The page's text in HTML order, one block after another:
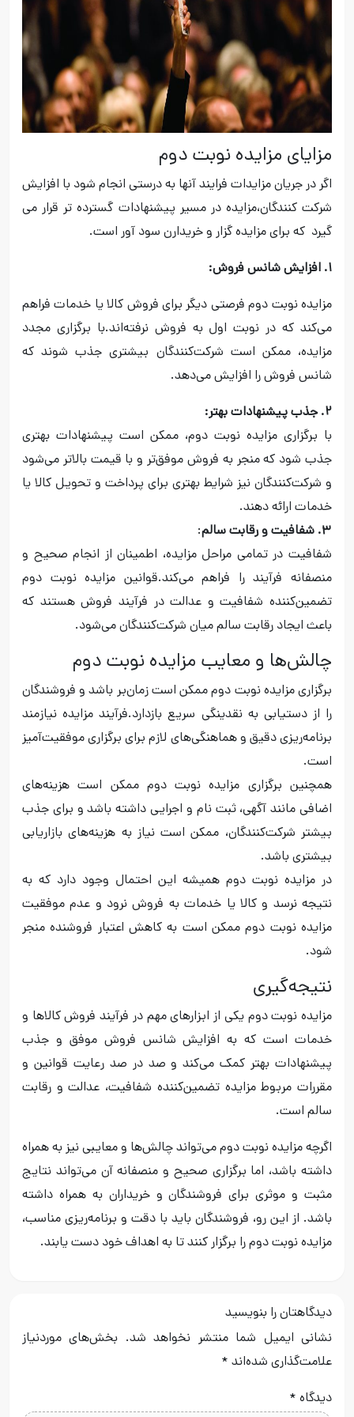
مزایای مزایده نوبت دوم
اگر در جریان مزایدات فرایند آنها به درستی انجام شود با افزایش
شرکت کنندگان،مزایده در مسیر پیشنهادات گسترده تر قرار می
گیرد که برای مزایده گزار و خریدارن سود آور است.
۱. افزایش شانس فروش:
مزایده نوبت دوم فرصتی دیگر برای فروش کالا یا خدمات فراهم
می‌کند که در نوبت اول به فروش نرفته‌اند.با برگزاری مجدد
مزایده، ممکن است شرکت‌کنندگان بیشتری جذب شوند که
شانس فروش را افزایش می‌دهد.
۲. جذب پیشنهادات بهتر:
با برگزاری مزایده نوبت دوم، ممکن است پیشنهادات بهتری
جذب شود که منجر به فروش موفق‌تر و با قیمت بالاتر می‌شود
و شرکت‌کنندگان نیز شرایط بهتری برای پرداخت و تحویل کالا یا
خدمات ارائه دهند.
۳. شفافیت و رقابت سالم
:
شفافیت در تمامی مراحل مزایده، اطمینان از انجام صحیح و
منصفانه فرآیند را فراهم می‌کند.قوانین مزایده نوبت دوم
تضمین‌کننده شفافیت و عدالت در فرآیند فروش هستند که
باعث ایجاد رقابت سالم میان شرکت‌کنندگان می‌شود.
چالش‌ها و معایب مزایده نوبت دوم
برگزاری مزایده نوبت دوم ممکن است زمان‌بر باشد و فروشندگان
را از دستیابی به نقدینگی سریع بازدارد.فرآیند مزایده نیازمند
برنامه‌ریزی دقیق و هماهنگی‌های لازم برای برگزاری موفقیت‌آمیز
است.
همچنین برگزاری مزایده نوبت دوم ممکن است هزینه‌های
اضافی مانند آگهی، ثبت نام و اجرایی داشته باشد و برای جذب
بیشتر شرکت‌کنندگان، ممکن است نیاز به هزینه‌های بازاریابی
بیشتری باشد.
در مزایده نوبت دوم همیشه این احتمال وجود دارد که به
نتیجه نرسد و کالا یا خدمات به فروش نرود و عدم موفقیت
مزایده نوبت دوم ممکن است به کاهش اعتبار فروشنده منجر
شود.
نتیجه‌گیری
مزایده نوبت دوم یکی از ابزارهای مهم در فرآیند فروش کالاها و
خدمات است که به افزایش شانس فروش موفق و جذب
پیشنهادات بهتر کمک می‌کند و صد در صد رعایت قوانین و
مقررات مربوط مزایده‌ تضمین‌کننده شفافیت، عدالت و رقابت
سالم است.
اگرچه مزایده نوبت دوم می‌تواند چالش‌ها و معایبی نیز به همراه
داشته باشد، اما برگزاری صحیح و منصفانه آن می‌تواند نتایج
مثبت و موثری برای فروشندگان و خریداران به همراه داشته
باشد. از این رو، فروشندگان باید با دقت و برنامه‌ریزی مناسب،
مزایده نوبت دوم را برگزار کنند تا به اهداف خود دست یابند.
دیدگاهتان را بنویسید
نشانی ایمیل شما منتشر نخواهد شد. بخش‌های موردنیاز
علامت‌گذاری شده‌اند *
دیدگاه *